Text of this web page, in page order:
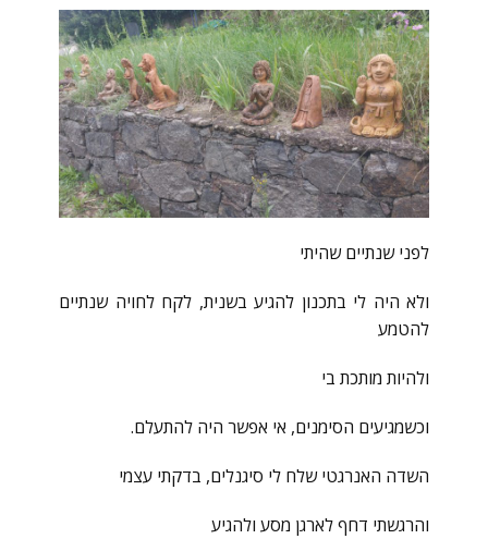
לפני שנתיים שהיתי
ולא היה לי בתכנון להגיע בשנית, לקח לחויה שנתיים
להטמע
ולהיות מותכת בי
וכשמגיעים הסימנים, אי אפשר היה להתעלם.
השדה האנרגטי שלח לי סיגנלים, בדקתי עצמי
והרגשתי דחף לארגן מסע ולהגיע